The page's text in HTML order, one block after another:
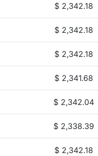
$ 2,342.18
$ 2,342.18
$ 2,342.18
$ 2,341.68
$ 2,342.04
$ 2,338.39
$ 2,342.18